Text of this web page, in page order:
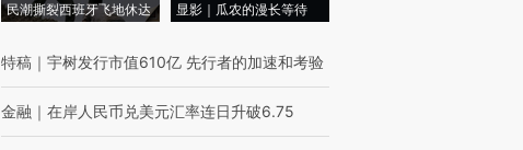
民潮撕裂西班牙飞地休达
显影｜瓜农的漫长等待
特稿 ｜ 宇树发行市值610亿 先行者的加速和考验
金融 ｜ 在岸人民币兑美元汇率连日升破6.75